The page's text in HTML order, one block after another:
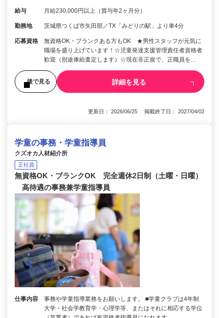
給与 月給230,000円以上（賞与年2ヶ月分）
勤務地 茨城県つくば市矢田部／TX「みどりの駅」より車4分
応募資格
無資格OK・ブランクある方もOK ★男性スタッフが元気に
職場を盛り上げています！☆児童発達支援管理責任者資格者
歓迎（別途俸給査定します）☆現在非正規で、正職員を…
後で見る 詳細を見る
更新日： 2026/06/25 掲載終了日： 2027/04/02
学童の事務・学童指導員
クズオカ人材紹介所
正社員
無資格OK・ブランクOK 完全週休2日制（土曜・日曜）
高待遇の事務兼学童指導員
仕事内容
事務や学童指導業務をお願いします。 ■学童クラブは4年制
大学・社会学教育学・心理学等、またはそれに相応する学位